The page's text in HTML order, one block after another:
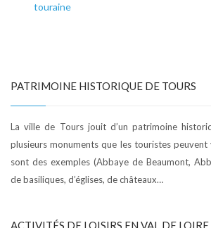
touraine
PATRIMOINE HISTORIQUE DE TOURS
La ville de Tours jouit d’un patrimoine
plusieurs monuments que les touristes peuvent
sont des exemples (Abbaye de Beaumont,
de basiliques, d’églises, de châteaux…
ACTIVITÉS DE LOISIRS EN VAL DE LOIRE